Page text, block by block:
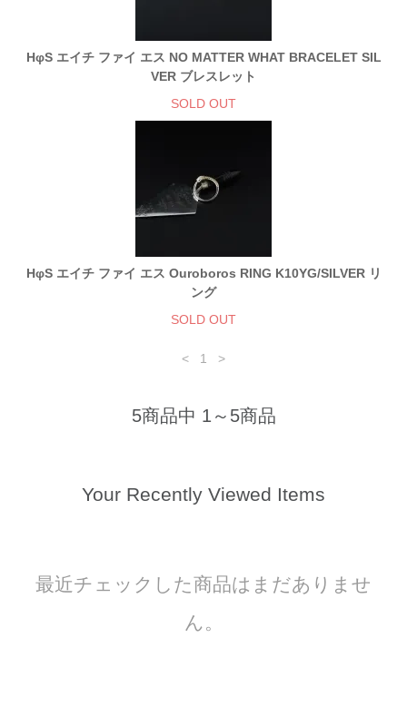
HφS エイチ ファイ エス NO MATTER WHAT BRACELET SIL
VER ブレスレット
SOLD OUT
HφS エイチ ファイ エス Ouroboros RING K10YG/SILVER リ
ング
SOLD OUT
< 1 >
5商品中 1～5商品
Your Recently Viewed Items
最近チェックした商品はまだありませ
ん。